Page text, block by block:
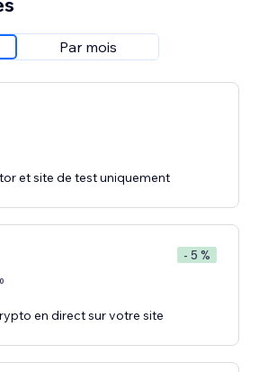
Par mois
et site de test uniquement
- 5 %
en direct sur votre site